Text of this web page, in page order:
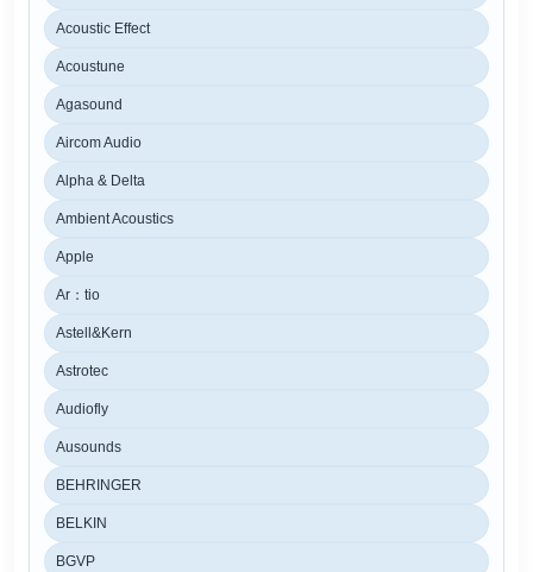
Acoustic Effect
Acoustune
Agasound
Aircom Audio
Alpha & Delta
Ambient Acoustics
Apple
Ar：tio
Astell&Kern
Astrotec
Audiofly
Ausounds
BEHRINGER
BELKIN
BGVP